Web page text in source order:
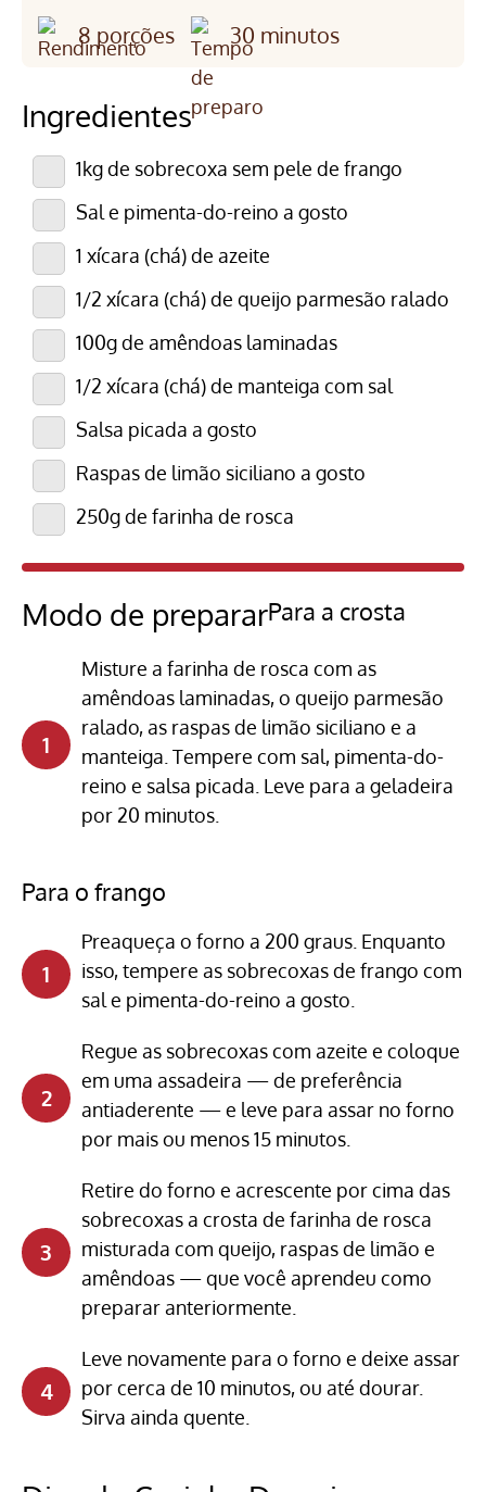
8 porções 30 minutos
Ingredientes
1kg de sobrecoxa sem pele de frango
Sal e pimenta-do-reino a gosto
1 xícara (chá) de azeite
1/2 xícara (chá) de queijo parmesão ralado
100g de amêndoas laminadas
1/2 xícara (chá) de manteiga com sal
Salsa picada a gosto
Raspas de limão siciliano a gosto
250g de farinha de rosca
Modo de prepararPara a crosta
Misture a farinha de rosca com as
amêndoas laminadas, o queijo parmesão
ralado, as raspas de limão siciliano e a
manteiga. Tempere com sal, pimenta-do-
reino e salsa picada. Leve para a geladeira
por 20 minutos.
Para o frango
Preaqueça o forno a 200 graus. Enquanto
isso, tempere as sobrecoxas de frango com
sal e pimenta-do-reino a gosto.
Regue as sobrecoxas com azeite e coloque
em uma assadeira — de preferência
antiaderente — e leve para assar no forno
por mais ou menos 15 minutos.
Retire do forno e acrescente por cima das
sobrecoxas a crosta de farinha de rosca
misturada com queijo, raspas de limão e
amêndoas — que você aprendeu como
preparar anteriormente.
Leve novamente para o forno e deixe assar
por cerca de 10 minutos, ou até dourar.
Sirva ainda quente.